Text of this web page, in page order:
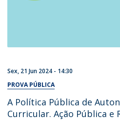
Sex, 21 Jun 2024 - 14:30
PROVA PÚBLICA
A Política Pública de
Curricular. Ação Pública e